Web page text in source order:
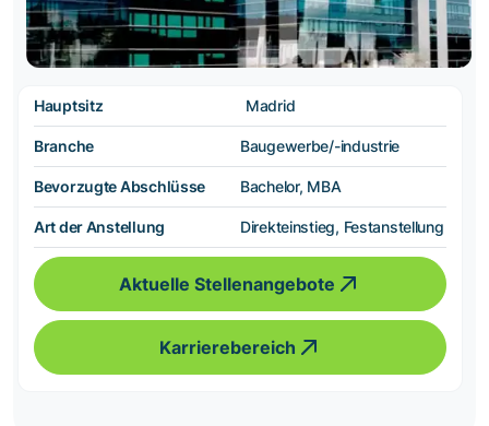
Hauptsitz Madrid
Branche Baugewerbe/-industrie
Bevorzugte Abschlüsse Bachelor, MBA
Art der Anstellung Direkteinstieg, Festanstellung
Aktuelle Stellenangebote
Karrierebereich